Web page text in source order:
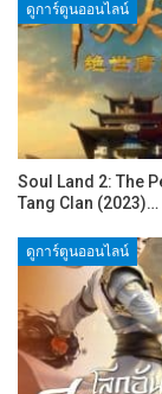
ดูการ์ตูนออนไลน์
Soul Land 2: The
Tang Clan (2023)…
ดูการ์ตูนออนไลน์